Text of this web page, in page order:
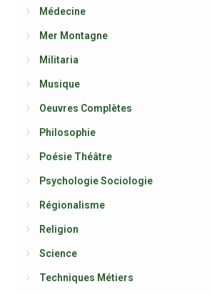
Médecine
Mer Montagne
Militaria
Musique
Oeuvres Complètes
Philosophie
Poésie Théâtre
Psychologie Sociologie
Régionalisme
Religion
Science
Techniques Métiers